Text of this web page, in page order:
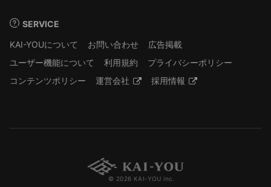
SERVICE
KAI-YOUについて
お問い合わせ
広告掲載
ユーザー機能について
利用規約
プライバシーポリシー
コンテンツポリシー
運営会社 採用情報
© 2026 KAI-YOU inc.